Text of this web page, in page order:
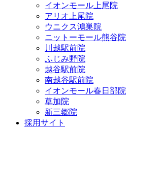
イオンモール上尾院
アリオ上尾院
ウニクス鴻巣院
ニットーモール熊谷院
川越駅前院
ふじみ野院
越谷駅前院
南越谷駅前院
イオンモール春日部院
草加院
新三郷院
採用サイト